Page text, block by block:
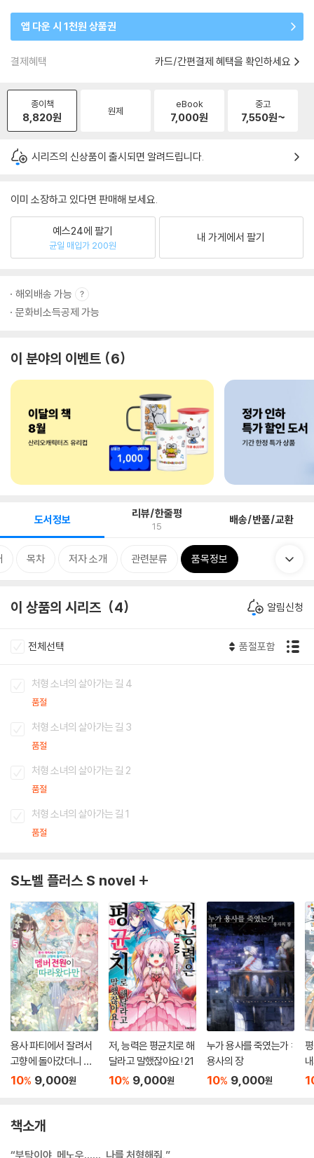
앱 다운 시 1천원 상품권
결제혜택 카드/간편결제 혜택을 확인하세요
종이책
8,820원 원제
eBook
7,000원
중고
7,550원~
시리즈의 신상품이 출시되면 알려드립니다.
이미 소장하고 있다면 판매해 보세요.
예스24에 팔기
균일 매입가 200원
내 가게에서 팔기
해외배송 가능
문화비소득공제 가능
이 분야의 이벤트 6
도서정보 리뷰/한줄평
15 배송/반품/교환
목차 저자 소개 관련분류 품목정보
이 상품의 시리즈 4 알림신청
전체선택 품절포함
처형 소녀의 살아가는 길 4
품절
처형 소녀의 살아가는 길 3
품절
처형 소녀의 살아가는 길 2
품절
처형 소녀의 살아가는 길 1
품절
S노벨 플러스 S novel +
용사 파티에서 잘려서
고향에 돌아갔더니 멤
버 전원이 따라왔다만
10% 9,000원
저, 능력은 평균치로 해
달라고 말했잖아요! 21
10% 9,000원
누가 용사를 죽였는가 :
용사의 장
10% 9,000원
책소개
“부탁이야, 메노우……, 나를 처형해줘.”